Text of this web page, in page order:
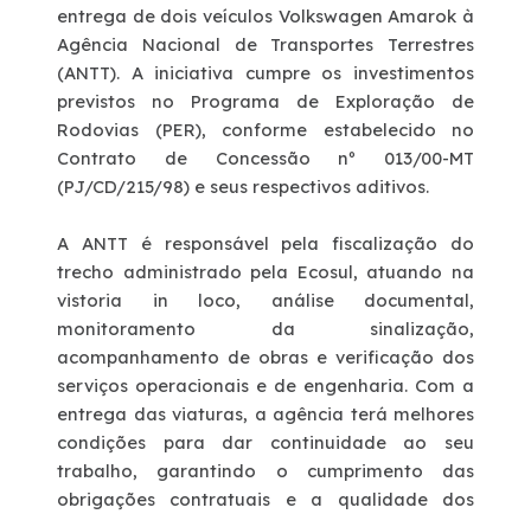
Deficiente Auditivo e de Fala
Fale Conosco
Dúvidas
Fornecedores
Trabalhe Conosco
Ouvidoria
WhatsApp
entrega de dois veículos Volkswagen Amarok à
Agência Nacional de Transportes Terrestres
(ANTT). A iniciativa cumpre os investimentos
previstos no Programa de Exploração de
Rodovias (PER), conforme estabelecido no
Contrato de Concessão nº 013/00-MT
(PJ/CD/215/98) e seus respectivos aditivos.
A ANTT é responsável pela fiscalização do
trecho administrado pela Ecosul, atuando na
vistoria in loco, análise documental,
monitoramento da sinalização,
acompanhamento de obras e verificação dos
serviços operacionais e de engenharia. Com a
entrega das viaturas, a agência terá melhores
condições para dar continuidade ao seu
trabalho, garantindo o cumprimento das
obrigações contratuais e a qualidade dos